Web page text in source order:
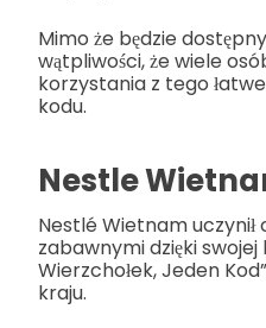
Mimo że będzie
wątpliwości, że wiele
korzystania z tego
kodu.
Nestle
Nestlé Wietnam
zabawnymi dzięki
Wierzchołek, Jeden
kraju.